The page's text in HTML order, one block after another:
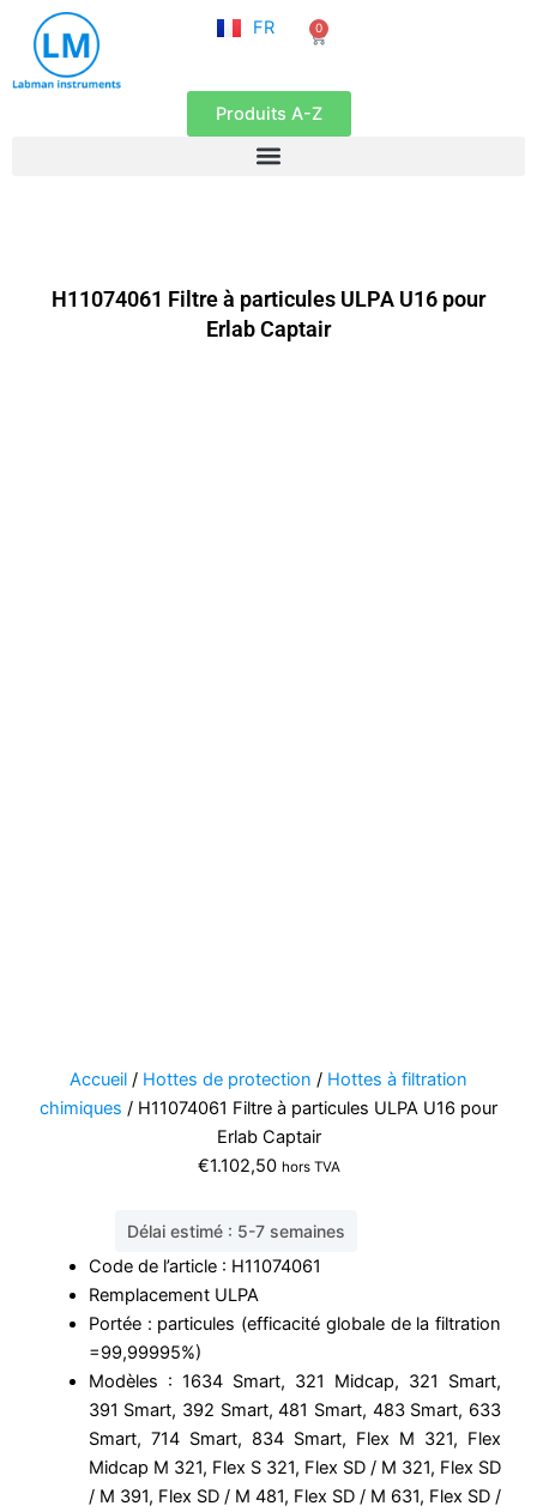
contenu
FR
EN
0
Panier
Produits A-Z
H11074061 Filtre à particules ULPA U16 pour
Erlab Captair
Accueil / Hottes de protection / Hottes à filtration
chimiques / H11074061 Filtre à particules ULPA U16 pour
Erlab Captair
€1.102,50 hors TVA
Délai estimé : 5-7 semaines
Code de l’article : H11074061
Remplacement ULPA
Portée : particules (efficacité globale de la filtration
=99,99995%)
Modèles : 1634 Smart, 321 Midcap, 321 Smart,
391 Smart, 392 Smart, 481 Smart, 483 Smart, 633
Smart, 714 Smart, 834 Smart, Flex M 321, Flex
Midcap M 321, Flex S 321, Flex SD / M 321, Flex SD
/ M 391, Flex SD / M 481, Flex SD / M 631, Flex SD /